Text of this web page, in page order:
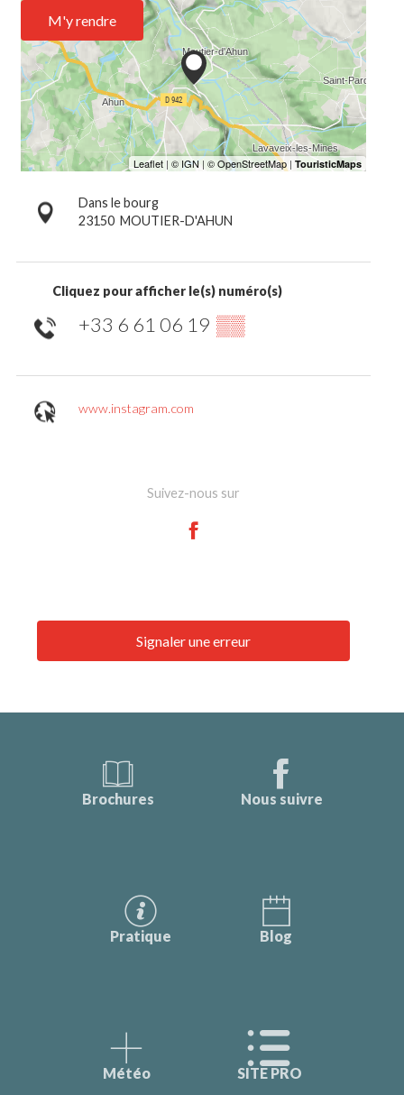
M'y rendre
Dans le bourg
23150 MOUTIER-D'AHUN
Cliquez pour afficher le(s) numéro(s)
+33 6 61 06 19 ▒▒
www.instagram.com
Suivez-nous sur
Signaler une erreur
Brochures Nous suivre
Pratique Blog
Météo SITE PRO